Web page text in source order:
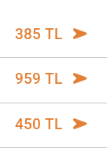
385 TL
959 TL
450 TL